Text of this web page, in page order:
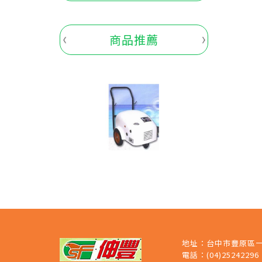
商品推薦
地址： 台中市豐原區
電話： (04)25242296